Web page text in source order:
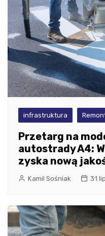
infrastruktura
Przetarg na
autostrady A4:
zyska nową
Kamil Sośniak 31